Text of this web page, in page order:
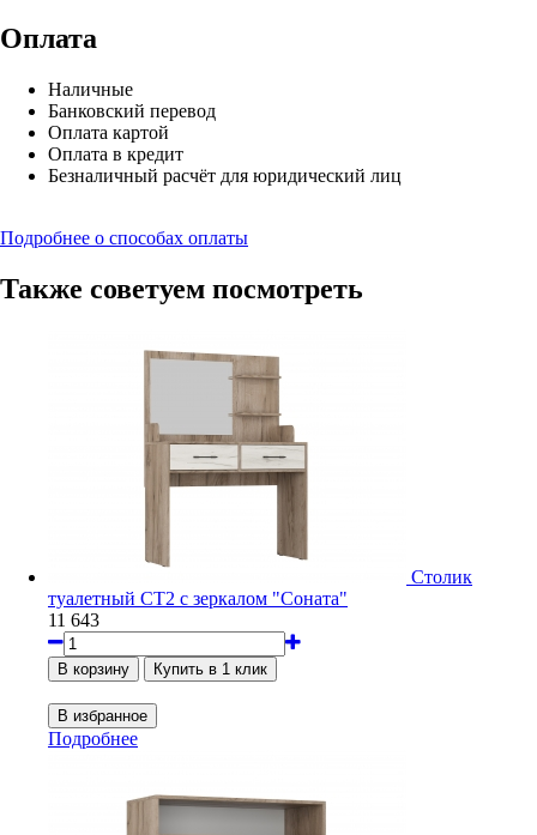
Оплата
Наличные
Банковский перевод
Оплата картой
Оплата в кредит
Безналичный расчёт для юридический лиц
Подробнее о способах оплаты
Также советуем посмотреть
Столик
туалетный СТ2 с зеркалом "Соната"
11 643
Подробнее